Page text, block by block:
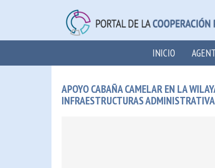
INICIO
APOYO CABAÑA CAMELAR EN LA
INFRAESTRUCTURAS ADMINISTRATIVA